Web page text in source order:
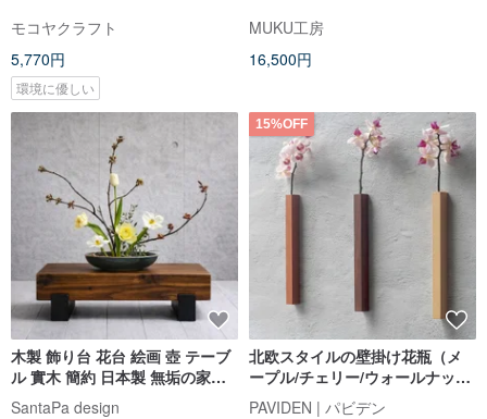
モコヤクラフト
5,770円
環境に優しい
MUKU工房
16,500円
木製 飾り台 花台 絵画 壺 テーブ
ル 實木 簡約 日本製 無垢の家具
凳子 凳 設計 stool
SantaPa design
15%OFF
北欧スタイルの壁掛け花瓶（メ
ープル/チェリー/ウォールナッ
ト）
PAVIDEN | パビデン